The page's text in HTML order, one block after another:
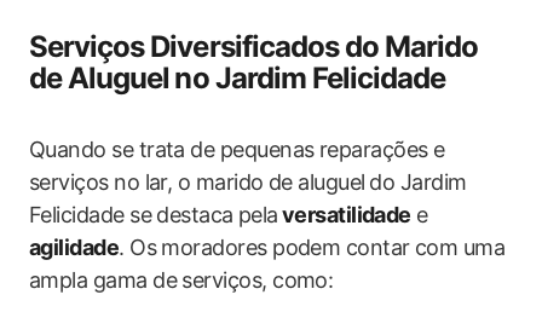
Serviços Diversificados‍ do Marido
de Aluguel ⁣no Jardim Felicidade
Quando‌ se trata‌ de pequenas reparações e
serviços no lar, o marido de aluguel⁢ do Jardim
Felicidade se destaca⁢ pelaversatilidade e ‌
agilidade.‌ Os moradores podem contar com uma
ampla gama de serviços, como: